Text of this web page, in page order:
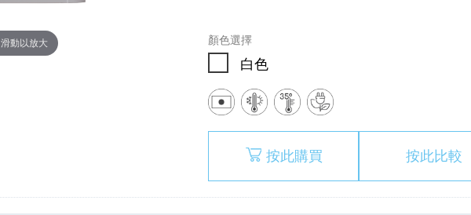
滑動以放大 顏色選擇
白色
按此購買 按此比較